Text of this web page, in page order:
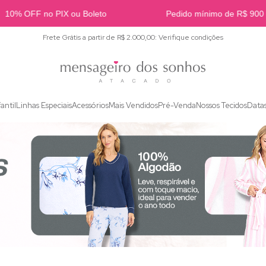
OFF no PIX ou Boleto Pedido mínimo de R$ 900
Frete Grátis a partir de R$ 2.000,00: Verifique condições
Linhas EspeciaisAcessóriosMais VendidosPré-VendaNossos Tecidos